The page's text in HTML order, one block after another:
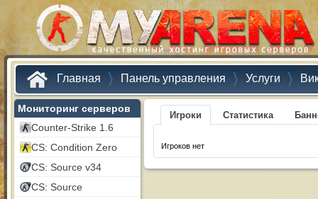
Главная Панель управления Услуги
Мониторинг серверов
Counter-Strike 1.6
CS: Condition Zero
CS: Source v34
CS: Source
Игроки Статистика
Игроков нет